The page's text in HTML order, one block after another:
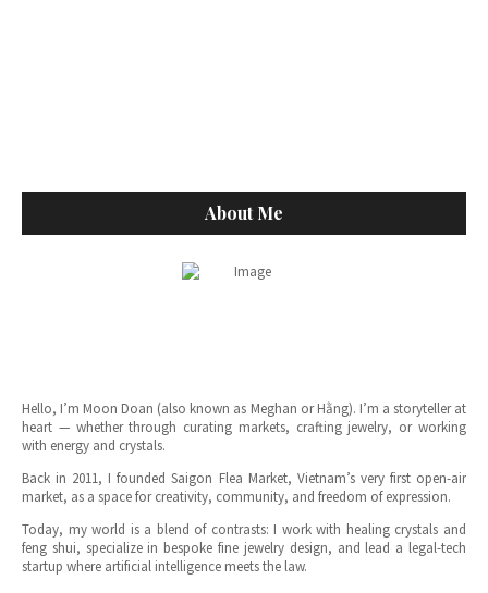
About Me
Hello, I’m Moon Doan (also known as Meghan or Hằng). I’m a storyteller at
heart — whether through curating markets, crafting jewelry, or working
with energy and crystals.
Back in 2011, I founded Saigon Flea Market, Vietnam’s very first open-air
market, as a space for creativity, community, and freedom of expression.
Today, my world is a blend of contrasts: I work with healing crystals and
feng shui, specialize in bespoke fine jewelry design, and lead a legal-tech
startup where artificial intelligence meets the law.